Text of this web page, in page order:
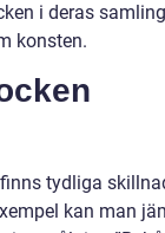
i deras
konsten.
tydliga
kan man